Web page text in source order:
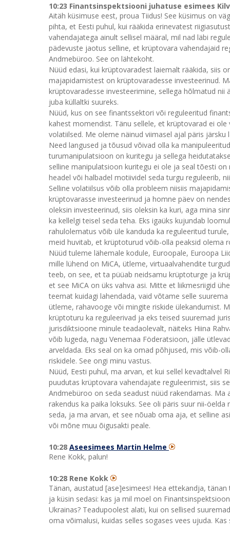
10:23 Finantsinspektsiooni juhatuse esimees
Aitäh küsimuse eest, proua Tiidus! See küsimus on
pihta, et Eesti puhul, kui rääkida erinevatest
vahendajatega ainult sellisel määral, mil nad läbi
pädevuste jaotus selline, et krüptovara vahendajaid
Andmebüroo. See on lähtekoht.
Nüüd edasi, kui krüptovaradest laiemalt rääkida, siis
majapidamistest on krüptovaradesse investeerinud.
krüptovaradesse investeerimine, sellega hõlmatud
juba küllaltki suureks.
Nüüd, kus on see finantssektori või reguleeritud
kahest momendist. Tänu sellele, et krüptovarad ei
volatiilsed. Me oleme näinud viimasel ajal päris
Need langused ja tõusud võivad olla ka
turumanipulatsioon on kuritegu ja sellega
selline manipulatsioon kuritegu ei ole ja seal tõesti
headel või halbadel motiividel seda turgu reguleerib,
Selline volatiilsus võib olla probleem niisiis
krüptovarasse investeerinud ja homne päev on
oleksin investeerinud, siis oleksin ka kuri, aga mina
ka kellelgi teisel seda teha. Eks igaüks kujundab
rahulolematus võib üle kanduda ka reguleeritud
meid huvitab, et krüptoturud võib-olla peaksid olema
Nüüd tuleme lähemale kodule, Euroopale, Euroopa
mille lühend on MiCA, ütleme, virtuaalvahendite
teeb, on see, et ta püüab neidsamu krüptoturge ja
et see MiCA on üks vahva asi. Mitte et liikmesriigid
teemat kuidagi lahendada, vaid võtame selle
ütleme, rahavooge või mingite riskide ülekandumist.
krüptoturu ka reguleerivad ja eks teised suuremad
jurisdiktsioone minule teadaolevalt, näiteks Hiina
võib lugeda, nagu Venemaa Föderatsioon, jälle
arveldada. Eks seal on ka omad põhjused, mis võib-
riskidele. See ongi minu vastus.
Nüüd, Eesti puhul, ma arvan, et kui sellel kevadtalvel
puudutas krüptovara vahendajate reguleerimist, siis
Andmebüroo on seda seadust nüüd rakendamas.
rakendus ka paika loksuks. See oli päris suur
seda, ja ma arvan, et see nõuab oma aja, et selline
või mõne muu õigusakti peale.
10:28 Aseesimees Martin Helme
Rene Kokk, palun!
10:28 Rene Kokk
Tänan, austatud [ase]esimees! Hea ettekandja,
ja küsin sedasi: kas ja mil moel on
Ukrainas? Teadupoolest alati, kui on sellised
oma võimalusi, kuidas selles sogases vees ujuda.